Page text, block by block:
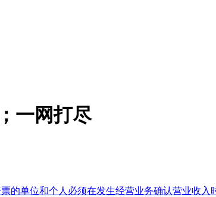
一网打尽
单位和个人必须在发生经营业务确认营业收入